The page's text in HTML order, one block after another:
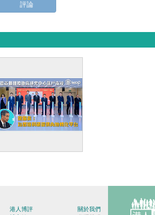
評論
港人博評
關於我們